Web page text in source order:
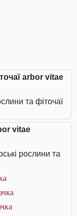
arbor vitae
та фіточаї
vitae
рослини та